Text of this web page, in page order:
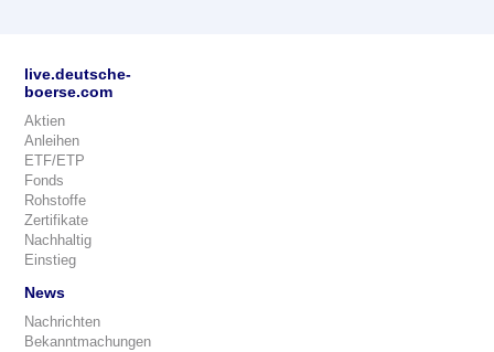
live.deutsche-
boerse.com
Aktien
Anleihen
ETF/ETP
Fonds
Rohstoffe
Zertifikate
Nachhaltig
Einstieg
News
Nachrichten
Bekanntmachungen